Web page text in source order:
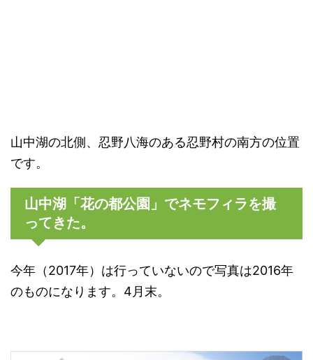
山中湖の北側、忍野八海のある忍野村の南方の位置
です。
山中湖「花の都公園」でネモフィラを撮
ってきた。
今年（2017年）は行っていないので写真は2016年
のものになります。4月末。